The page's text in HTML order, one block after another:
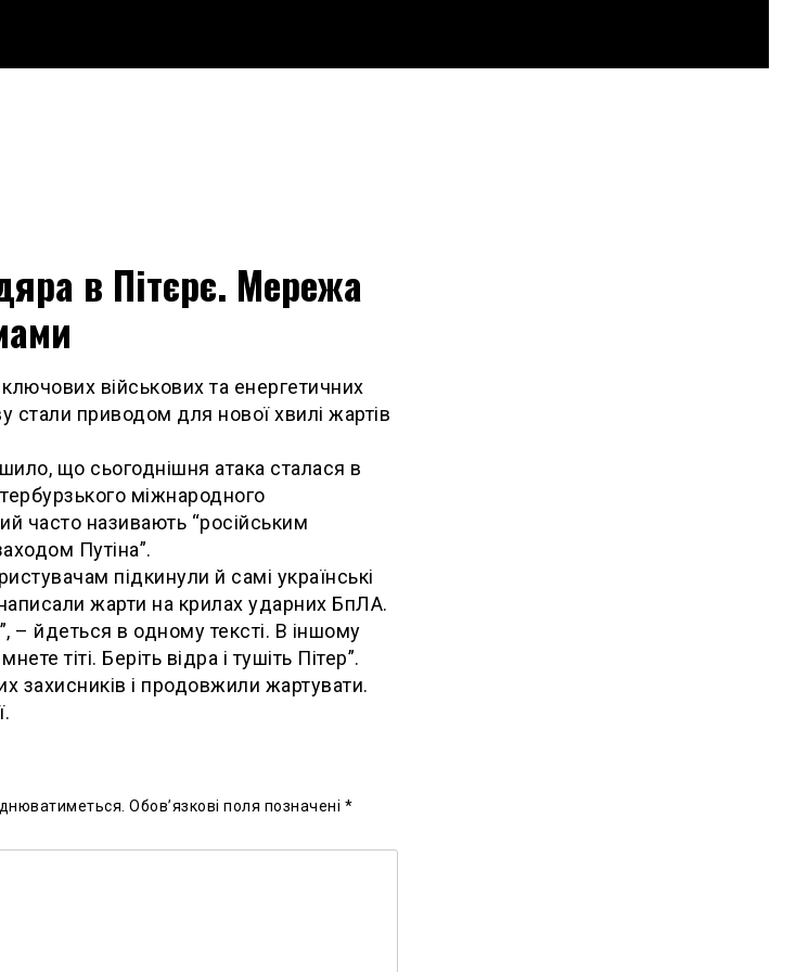
в Пітєрє. Мережа
військових та енергетичних
стали приводом для нової хвилі жартів
що сьогоднішня атака сталася в
міжнародного
часто називають “російським
Путіна”.
підкинули й самі українські
жарти на крилах ударних БпЛА.
– йдеться в одному тексті. В іншому
тіті. Беріть відра і тушіть Пітер”.
захисників і продовжили жартувати.
Обов’язкові поля позначені *